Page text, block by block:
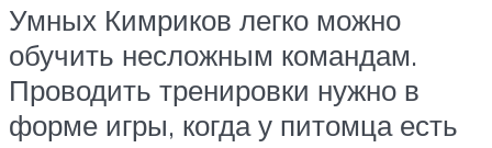
Умных Кимриков легко можно
обучить несложным командам.
Проводить тренировки нужно в
форме игры, когда у питомца есть